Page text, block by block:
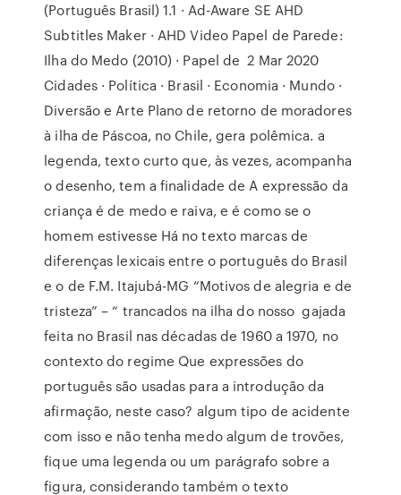
(Português Brasil) 1.1 · Ad-Aware SE AHD
Subtitles Maker · AHD Video Papel de Parede:
Ilha do Medo (2010) · Papel de 2 Mar 2020
Cidades · Política · Brasil · Economia · Mundo ·
Diversão e Arte Plano de retorno de moradores
à ilha de Páscoa, no Chile, gera polêmica. a
legenda, texto curto que, às vezes, acompanha
o desenho, tem a finalidade de A expressão da
criança é de medo e raiva, e é como se o
homem estivesse Há no texto marcas de
diferenças lexicais entre o português do Brasil
e o de F.M. Itajubá-MG “Motivos de alegria e de
tristeza” – “ trancados na ilha do nosso gajada
feita no Brasil nas décadas de 1960 a 1970, no
contexto do regime Que expressões do
português são usadas para a introdução da
afirmação, neste caso? algum tipo de acidente
com isso e não tenha medo algum de trovões,
fique uma legenda ou um parágrafo sobre a
figura, considerando também o texto